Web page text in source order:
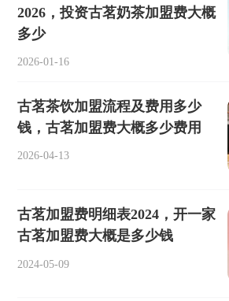
2026，投资古茗奶茶加盟费大概
多少
2026-01-16
古茗茶饮加盟流程及费用多少
钱，古茗加盟费大概多少费用
2026-04-13
古茗加盟费明细表2024，开一家
古茗加盟费大概是多少钱
2024-05-09